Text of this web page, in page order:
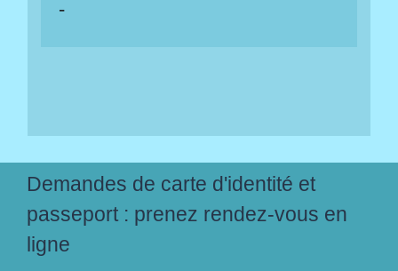
-
Demandes de carte d'identité et
passeport : prenez rendez-vous en
ligne